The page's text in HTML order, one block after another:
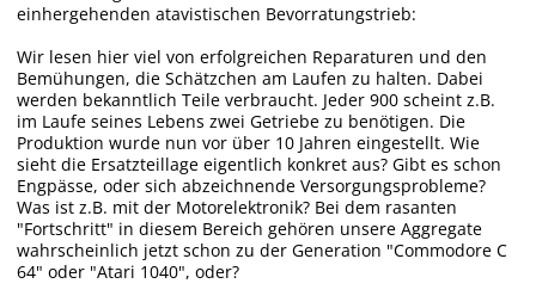
einhergehenden atavistischen Bevorratungstrieb:
Wir lesen hier viel von erfolgreichen Reparaturen und den
Bemühungen, die Schätzchen am Laufen zu halten. Dabei
werden bekanntlich Teile verbraucht. Jeder 900 scheint z.B.
im Laufe seines Lebens zwei Getriebe zu benötigen. Die
Produktion wurde nun vor über 10 Jahren eingestellt. Wie
sieht die Ersatzteillage eigentlich konkret aus? Gibt es schon
Engpässe, oder sich abzeichnende Versorgungsprobleme?
Was ist z.B. mit der Motorelektronik? Bei dem rasanten
"Fortschritt" in diesem Bereich gehören unsere Aggregate
wahrscheinlich jetzt schon zu der Generation "Commodore C
64" oder "Atari 1040", oder?